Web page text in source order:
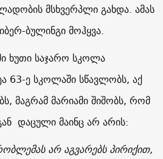
მსხვერპლი გახდა. ამას
ბულინგი მოჰყვა.
ხუთი საჯარო სკოლა
63-ე სკოლაში სწავლობს, აქ
მაგრამმარიამიშიშობს, რომ
დაცული მაინც არ არის:
არ აგვარებს პირიქით,